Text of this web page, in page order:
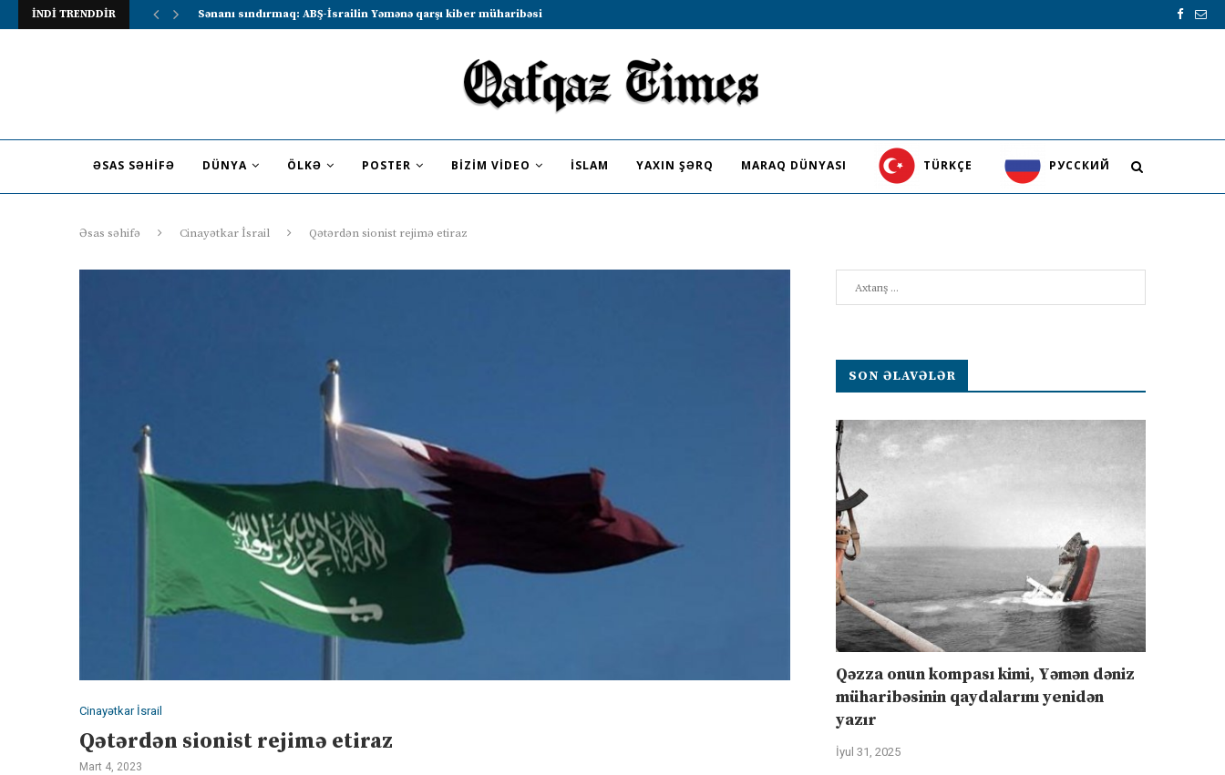
İNDİ TRENDDİR Lavrov Suriya prezidentini Rusiya–Ərəb sammitində iştirak etməyə dəvət...
ƏSAS SƏHIFƏ DÜNYA ÖLKƏ POSTER BIZIM VIDEO İSLAM YAXIN ŞƏRQ MARAQ DÜNYASI TÜRKÇE PУССКИЙ
Əsas səhifə Cinayətkar İsrail Qətərdən sionist rejimə etiraz
Cinayətkar İsrail
Qətərdən sionist rejimə etiraz
Mart 4, 2023
SON ƏLAVƏLƏR
Qəzza onun kompası kimi, Yəmən dəniz
müharibəsinin qaydalarını yenidən
yazır
İyul 31, 2025